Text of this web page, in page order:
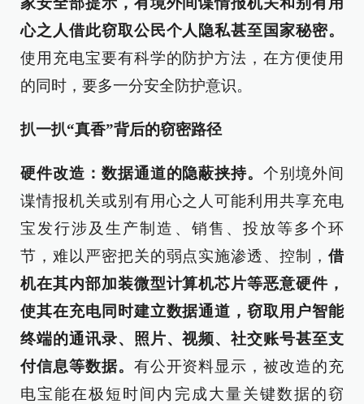
心之人借此窃取公民个人隐私甚至国家秘密。
使用充电宝要有科学的防护方法，在方便使用
的同时，要多一分安全防护意识。
扒一扒“真香”背后的窃密路径
硬件改造：数据通道的隐蔽挟持。个别境外间
谍情报机关或别有用心之人可能利用共享充电
宝发行涉及生产制造、销售、投放等多个环
节，难以严密把关的弱点实施渗透、控制， 借
机在其内部加装微型计算机芯片等恶意硬件，
使其在充电同时建立数据通道，窃取用户智能
终端的通讯录、照片、视频、社交账号甚至支
付信息等数据。 有公开资料显示，被改造的充
电宝能在极短时间内完成大量关键数据的窃